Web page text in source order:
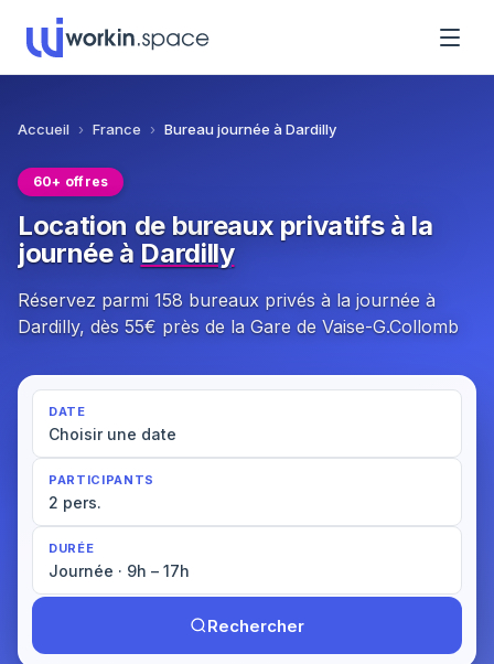
Accueil › France › Bureau journée à Dardilly
60+ offres
Location de bureaux privatifs à la
journée à Dardilly
Réservez parmi 158 bureaux privés à la journée à
Dardilly, dès 55€ près de la Gare de Vaise-G.Collomb
DATE
Choisir une date
PARTICIPANTS
2 pers.
DURÉE
Journée · 9h – 17h
Rechercher